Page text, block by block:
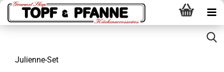
Julienne-Set